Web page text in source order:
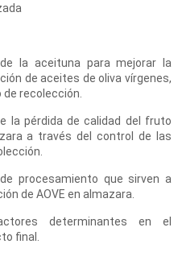
la aceituna para mejorar la
de aceites de oliva vírgenes,
recolección.
la pérdida de calidad del fruto
a través del control de las
procesamiento que sirven a
de AOVE en almazara.
determinantes en el
final.